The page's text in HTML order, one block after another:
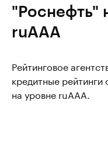
"Роснефть"
ruAAA
Рейтинговое
кредитные
на уровне ruAAA.